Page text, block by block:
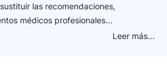
las recomendaciones,
médicos profesionales...
Leer más...